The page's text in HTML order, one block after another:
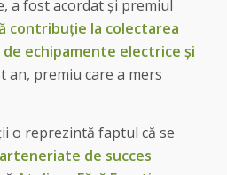
a fost acordat și premiul
contribuție la colectarea
echipamente electrice și
an, premiu care a mers
o reprezintă faptul că se
de succes